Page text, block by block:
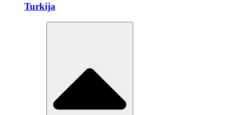
Turkija